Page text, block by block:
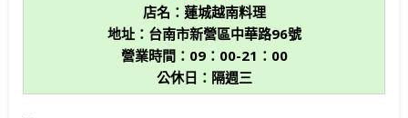
店名：蓮城越南料理
地址：台南市新營區中華路96號
營業時間：09：00-21：00
公休日：隔週三